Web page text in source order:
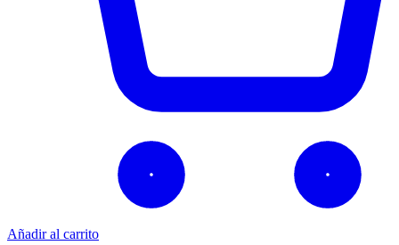
Añadir al carrito